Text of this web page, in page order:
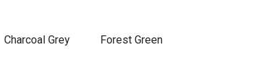
Charcoal Grey Forest Green